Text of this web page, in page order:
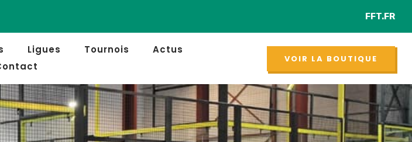
NOUVEAU
FFT.FR
Ligues Tournois
Actus
VOIR LA BOUTIQUE